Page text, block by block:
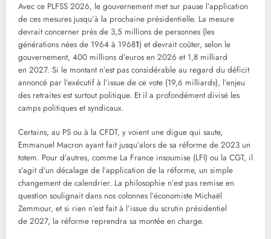
Avec ce PLFSS 2026, le gouvernement met sur pause l’application
de ces mesures jusqu’à la prochaine présidentielle. La mesure
devrait concerner près de 3,5 millions de personnes (les
générations nées de 1964 à 19681) et devrait coûter, selon le
gouvernement, 400 millions d’euros en 2026 et 1,8 milliard
en 2027. Si le montant n’est pas considérable au regard du déficit
annoncé par l’exécutif à l’issue de ce vote (19,6 milliards), l’enjeu
des retraites est surtout politique. Et il a profondément divisé les
camps politiques et syndicaux.
Certains, au PS ou à la CFDT, y voient une digue qui saute,
Emmanuel Macron ayant fait jusqu’alors de sa réforme de 2023 un
totem. Pour d’autres, comme La France insoumise (LFI) ou la CGT, il
s’agit d’un décalage de l’application de la réforme, un simple
changement de calendrier. La philosophie n’est pas remise en
question soulignait dans nos colonnes l’économiste Michaël
Zemmour, et si rien n’est fait à l’issue du scrutin présidentiel
de 2027, la réforme reprendra sa montée en charge.